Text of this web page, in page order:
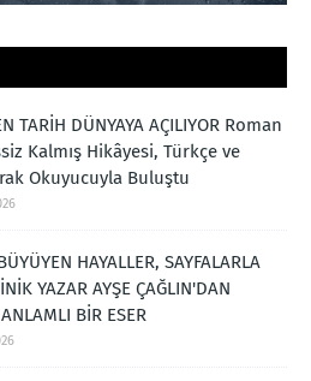
TARİH DÜNYAYA AÇILIYOR Roman
Kalmış Hikâyesi, Türkçe ve
Okuyucuyla Buluştu
HAYALLER, SAYFALARLA
YAZAR AYŞE ÇAĞLIN'DAN
BİR ESER